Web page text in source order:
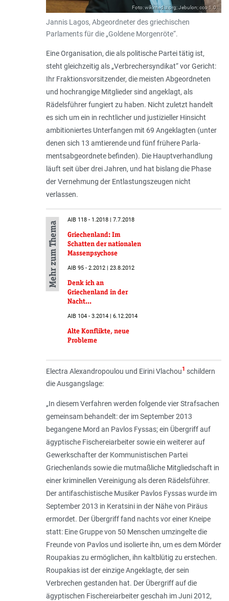
Foto: wikimedia.org; Jebulon; cco 1.0.
Jannis Lagos, Abgeordneter des griechischen
Parlaments für die „Goldene Morgenröte“.
Eine Organisation, die als politische Partei tätig ist,
steht gleichzeitig als „Verbrechersyndikat“ vor Gericht:
Ihr Fraktionsvorsitzender, die meisten Abgeordneten
und hochrangige Mitglieder sind angeklagt, als
Rädelsführer fungiert zu haben. Nicht zuletzt handelt
es sich um ein in rechtlicher und justizieller Hinsicht
ambitioniertes Unterfangen mit 69 Angeklagten (unter
denen sich 13 amtierende und fünf frühere Parla­
mentsabgeordnete befinden). Die Hauptverhandlung
läuft seit über drei Jahren, und hat bislang die Phase
der Vernehmung der Entlastungszeugen nicht
verlassen.
Mehr zum Thema
AIB 118 - 1.2018 | 7.7.2018
Griechenland: Im
Schatten der nationalen
Massenpsychose
AIB 95 - 2.2012 | 23.8.2012
Denk ich an
Griechenland in der
Nacht...
AIB 104 - 3.2014 | 6.12.2014
Alte Konflikte, neue
Probleme
Electra Alexandropoulou und Eirini Vlachou1 schildern
die Ausgangslage:
„In diesem Verfahren werden folgende vier Straf­sachen
gemeinsam behandelt: der im September 2013
begangene Mord an Pav­los Fyssas; ein Übergriff auf
ägyptische Fische­reiarbeiter sowie ein weiterer auf
Gewerkschafter der Kommunistischen Partei
Griechenlands sowie die mutmaßliche Mitgliedschaft in
einer kriminellen Vereinigung als deren Rädelsführer.
Der antifaschistische Musiker Pavlos Fyssas wurde im
September 2013 in Keratsini in der Nähe von Piräus
ermordet. Der Übergriff fand nachts vor einer Kneipe
statt: Eine Gruppe von 50 Menschen umzingelte die
Freunde von Pavlos und isolierte ihn, um es dem Mörder
Roupakias zu ermöglichen, ihn kaltblütig zu erstechen.
Roupakias ist der einzige Angeklagte, der sein
Verbrechen gestanden hat. Der Übergriff auf die
ägyptischen Fischereiarbeiter geschah im Juni 2012,